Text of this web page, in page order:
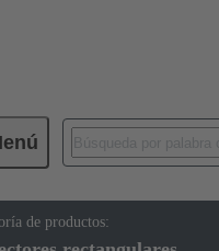
de productos:
Conectores industriales / Han®